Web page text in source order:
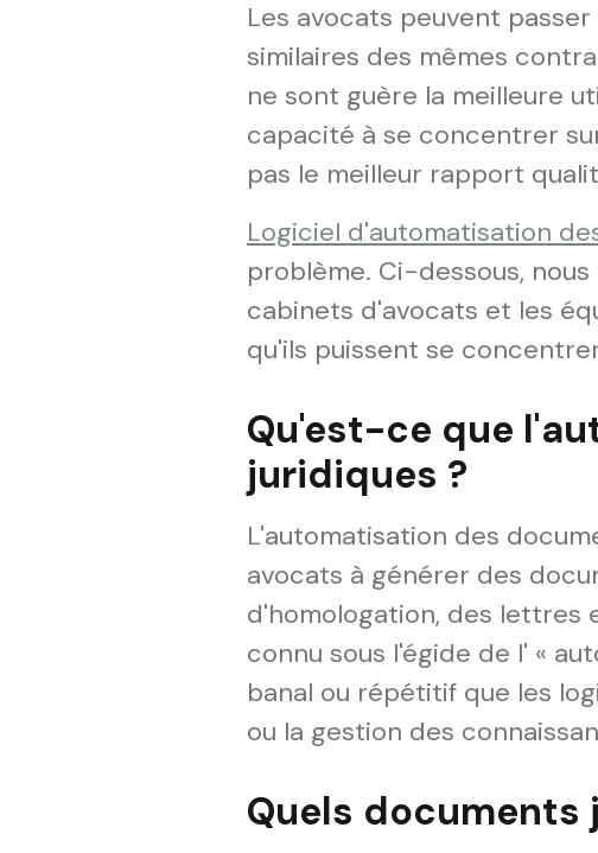
Les avocats peuvent
similaires des mêmes
ne sont guère la meilleure
capacité à se concentrer
pas le meilleur rapport
Logiciel d'automatisation
problème. Ci-dessous,
cabinets d'avocats et les
qu'ils puissent se
Qu'est-ce que
juridiques ?
L'automatisation des
avocats à générer des
d'homologation, des lettres
connu sous l'égide de l' «
banal ou répétitif que les
ou la gestion des
Quels